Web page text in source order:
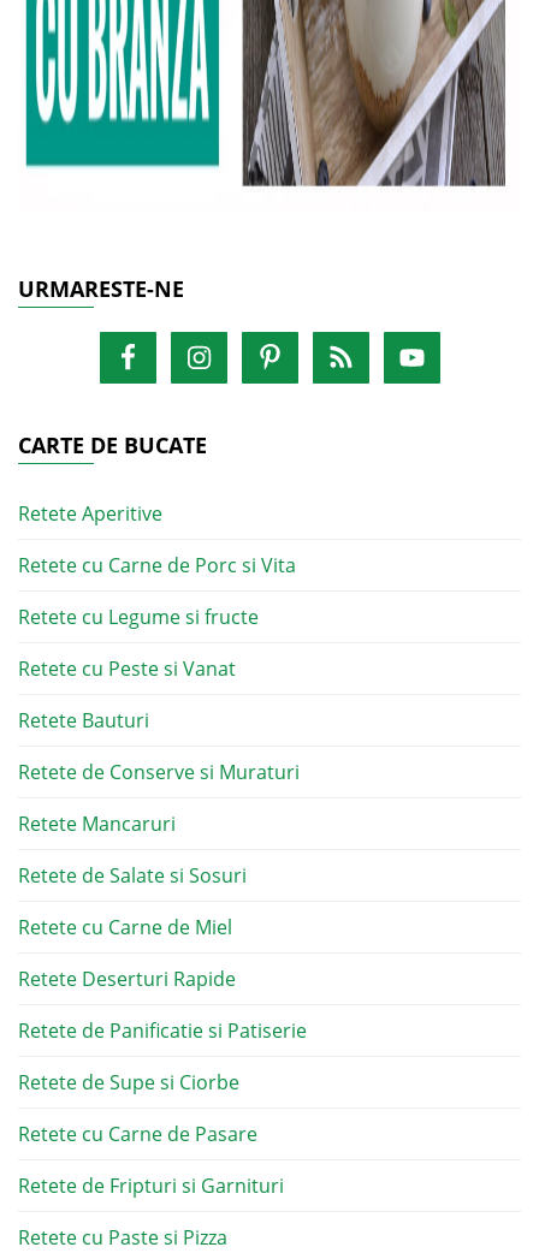
URMARESTE-NE
CARTE DE BUCATE
Retete Aperitive
Retete cu Carne de Porc si Vita
Retete cu Legume si fructe
Retete cu Peste si Vanat
Retete Bauturi
Retete de Conserve si Muraturi
Retete Mancaruri
Retete de Salate si Sosuri
Retete cu Carne de Miel
Retete Deserturi Rapide
Retete de Panificatie si Patiserie
Retete de Supe si Ciorbe
Retete cu Carne de Pasare
Retete de Fripturi si Garnituri
Retete cu Paste si Pizza